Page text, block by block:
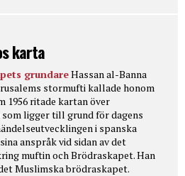
karta
grundareHassan al-Banna
stormufti kallade honom
1956 ritade kartan över
ligger till grund för dagens
i spanska
anspråk vid sidan av det
muftin och Brödraskapet. Han
Muslimska brödraskapet.